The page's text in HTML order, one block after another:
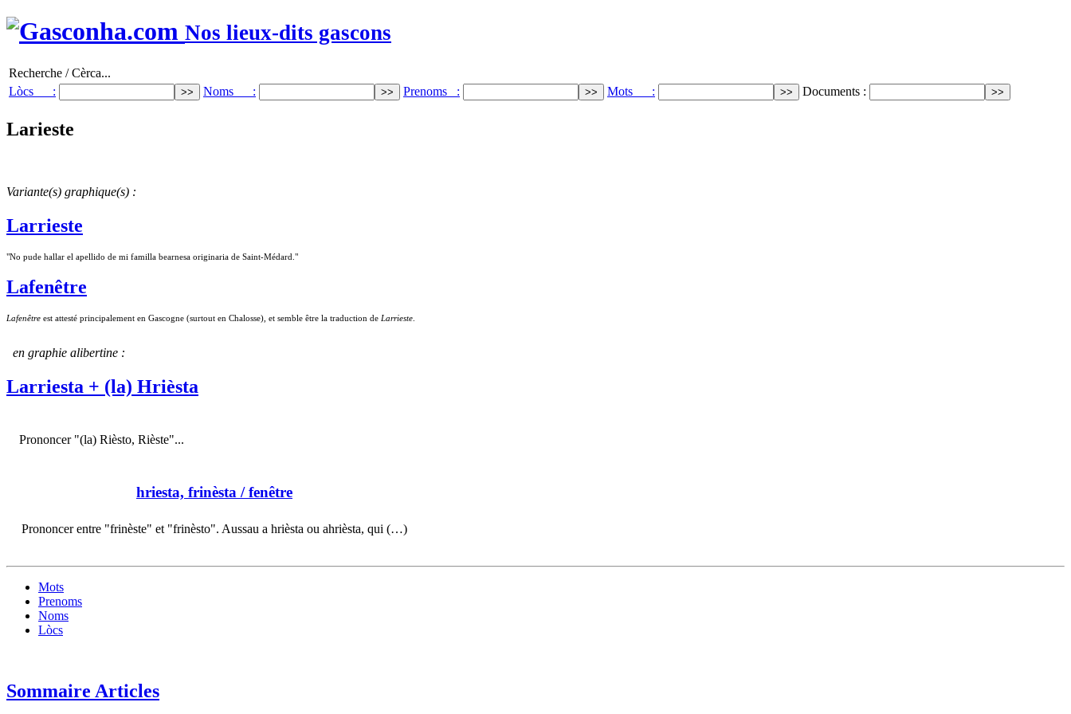
Nos lieux-dits gascons
Recherche / Cèrca...
Lòcs :
Noms : Prenoms : Mots : Documents :
Larieste
Variante(s) graphique(s) :
Larrieste
"No pude hallar el apellido de mi familla bearnesa originaria de Saint-Médard."
Lafenêtre
Lafenêtre est attesté principalement en Gascogne (surtout en Chalosse), et semble être la traduction de Larrieste.
en graphie alibertine :
Larriesta + (la) Hrièsta
Prononcer "(la) Rièsto, Rièste"...
hriesta, frinèsta / fenêtre
Prononcer entre "frinèste" et "frinèsto". Aussau a hrièsta ou ahrièsta, qui (…)
Mots
Prenoms
Noms
Lòcs
Sommaire Articles